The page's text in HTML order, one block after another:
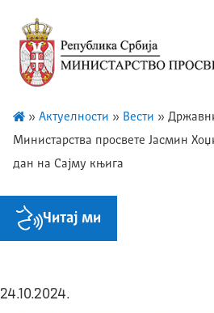
» Актуелности » Вести »
Министарства просвете Јасмин
дан на Сајму књига
Читај ми
24.10.2024.